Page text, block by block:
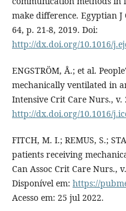
make difference. Egyptian J
64, p. 21-8, 2019. Doi:
http://dx.doi.org/10.1016/
ENGSTRÖM, Å.; et al.
mechanically ventilated in
Intensive Crit Care Nurs., v.
http://dx.doi.org/10.1016/
FITCH, M. I.; REMUS, S.;
patients receiving
Can Assoc Crit Care Nurs.,
Disponível em: https://
Acesso em: 25 jul 2022.